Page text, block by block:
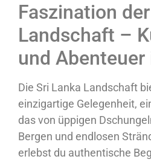
Faszination
Landschaft –
und
Die Sri Lanka Landschaft
einzigartige Gelegenheit,
das von üppigen
Bergen und endlosen
erlebst du authentische